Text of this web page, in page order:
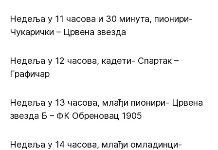
Недеља у 11 часова и 30 минута, пионири-
Чукарички – Црвена звезда
Недеља у 12 часова, кадети- Спартак –
Графичар
Недеља у 13 часова, млађи пионири- Црвена
звезда Б – ФК Обреновац 1905
Недеља у 14 часова, млађи омладинци-